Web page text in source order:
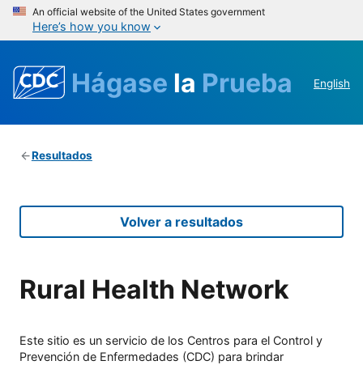
An official website of the United States government
Here’s how you know
Hágase la Prueba English
Resultados
Volver a resultados
Rural Health Network
Este sitio es un servicio de los Centros para el Control y
Prevención de Enfermedades (CDC) para brindar